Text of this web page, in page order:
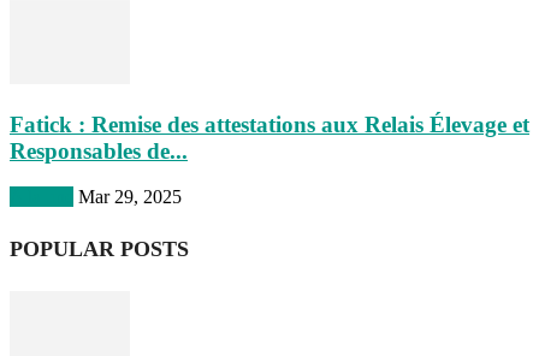
Fatick : Remise des attestations aux Relais Élevage et
Responsables de...
Mar 29, 2025
POPULAR POSTS